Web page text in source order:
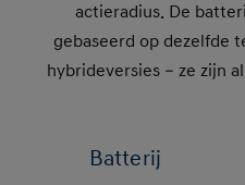
actieradius. De
gebaseerd op dezelfde
hybrideversies – ze zijn
Batterij